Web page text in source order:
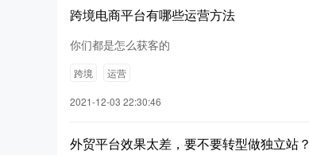
跨境电商平台有哪些运营方法
你们都是怎么获客的
跨境 运营
2021-12-03 22:30:46
外贸平台效果太差，要不要转型做独立站？